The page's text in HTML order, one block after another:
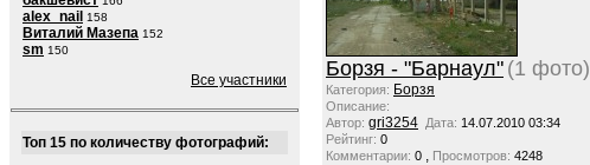
alex_nail 158
Виталий Мазепа 152
sm 150
Все участники
Топ 15 по количеству фотографий:
Борзя - "Барнаул" (1 фото)
Категория: Борзя
Описание:
Автор: gri3254 Дата: 14.07.2010 03:34
Рейтинг: 0
Комментарии: 0 , Просмотров: 4248